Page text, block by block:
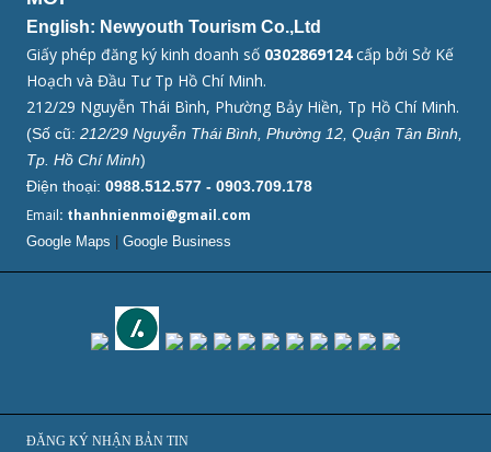
English: Newyouth Tourism Co.,Ltd
Giấy phép đăng ký kinh doanh số 0302869124cấp bởi Sở Kế
Hoạch và Đầu Tư Tp Hồ Chí Minh.
212/29 Nguyễn Thái Bình, Phường Bảy Hiền, Tp Hồ Chí Minh.
(Số cũ: 212/29 Nguyễn Thái Bình, Phường 12, Quận Tân Bình,
Tp. Hồ Chí Minh)
Điện thoại: 0988.512.577 - 0903.709.178
Email: thanhnienmoi@gmail.com
Google Maps Google Business
ĐĂNG KÝ NHẬN BẢN TIN